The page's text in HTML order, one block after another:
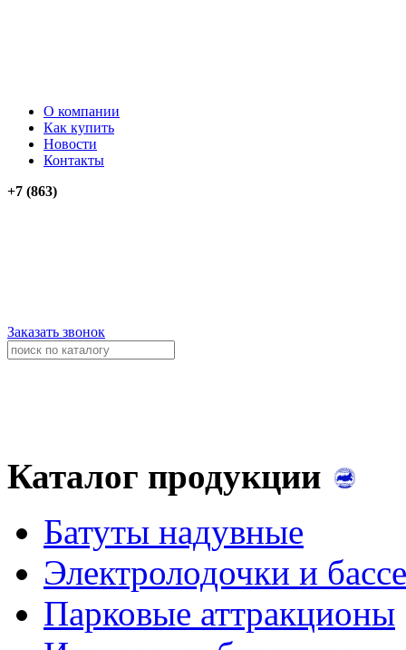
О компании
Как купить
Новости
Контакты
+7 (863)
Заказать звонок
Каталог продукции
Батуты надувные
Электролодочки и
Парковые аттракционы